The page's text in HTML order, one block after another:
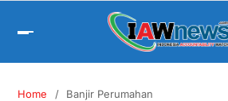
Home Banjir Perumahan